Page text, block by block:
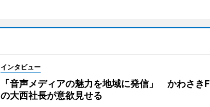
インタビュー
「音声メディアの魅力を地域に発信」 かわさき
の大西社長が意欲見せる